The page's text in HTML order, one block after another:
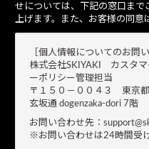
せについては、下記の窓口まで
上げます。また、お客様の同意
［個人情報についてのお問
株式会社SKIYAKI カスタ
ーポリシー管理担当
〒１５０－００４３ 東京
玄坂通 dogenzaka-dori 7階
お問い合わせ先：
※お問い合わせは24時間受